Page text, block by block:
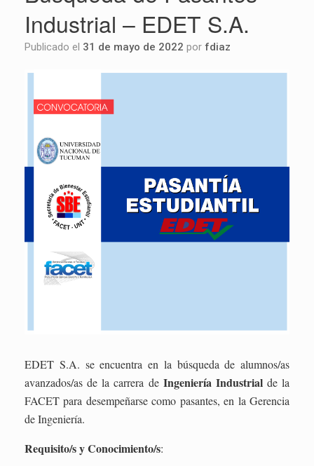
Industrial – EDET S.A.
Publicado el 31 de mayo de 2022 por fdiaz
EDET S.A. se encuentra en la búsqueda de alumnos/as
avanzados/as de la carrera de Ingeniería Industrialde la
FACET para desempeñarse como pasantes, en la Gerencia
de Ingeniería.
Requisito/sy Conocimiento/s: